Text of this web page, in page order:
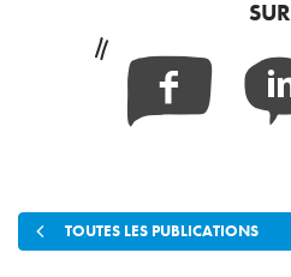
SUR
TOUTES LES PUBLICATIONS